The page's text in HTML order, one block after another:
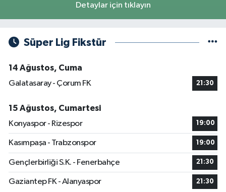
Detaylar için tıklayın
Süper Lig Fikstür
14 Ağustos, Cuma
Galatasaray - Çorum FK
21:30
15 Ağustos, Cumartesi
Konyaspor - Rizespor
19:00
Kasımpaşa - Trabzonspor 19:00
Gençlerbirliği S.K. - Fenerbahçe 21:30
Gaziantep FK - Alanyaspor 21:30